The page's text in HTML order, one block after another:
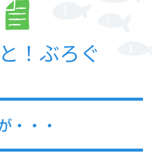
！ぶろぐ
・・・